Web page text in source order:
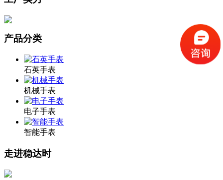
产品分类
石英手表
机械手表
电子手表
智能手表
走进稳达时